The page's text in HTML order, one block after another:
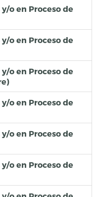
o en Proceso de
o en Proceso de
o en Proceso de
o en Proceso de
o en Proceso de
o en Proceso de